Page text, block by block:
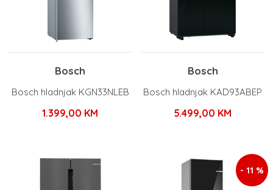
Bosch
Bosch hladnjak KGN33NLEB
1.399,00 KM
Bosch
Bosch hladnjak KAD93ABEP
5.499,00 KM
- 11 %